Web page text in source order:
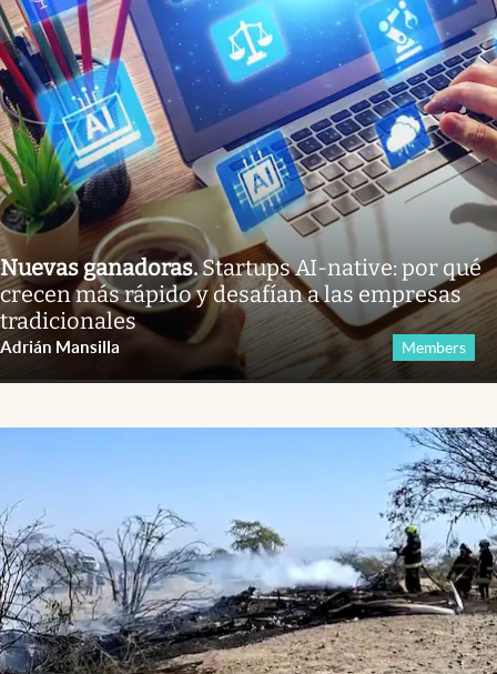
Nuevas ganadoras.Startups AI-native: por qué
crecen más rápido y desafían a las empresas
tradicionales
Adrián Mansilla Members